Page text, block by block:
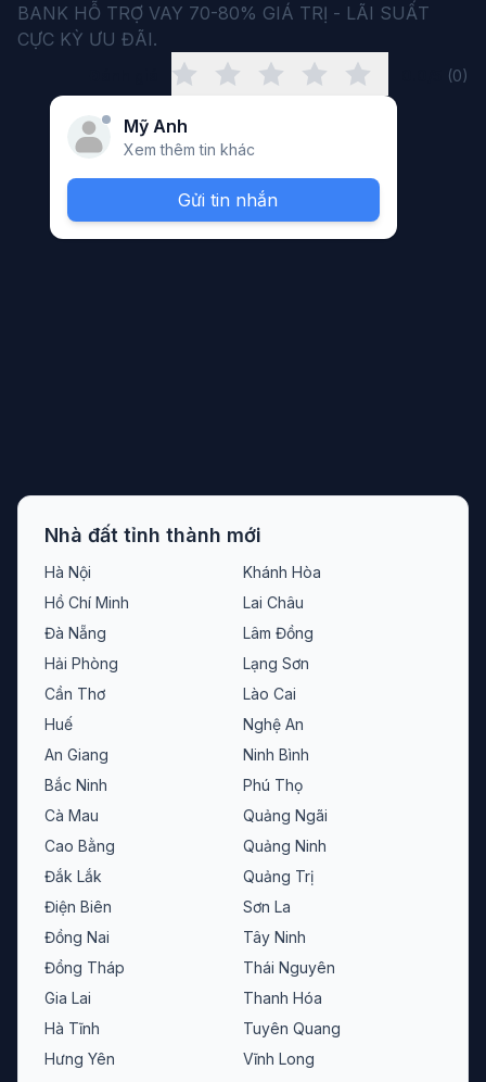
BANK HỖ TRỢ VAY 70-80% GIÁ TRỊ - LÃI SUẤT
CỰC KỲ ƯU ĐÃI.
(0)
Mỹ Anh
Xem thêm tin khác
Gửi tin nhắn
Nhà đất tỉnh thành mới
Hà Nội
Hồ Chí Minh
Đà Nẵng
Hải Phòng
Cần Thơ
Huế
An Giang
Bắc Ninh
Cà Mau
Cao Bằng
Đắk Lắk
Điện Biên
Đồng Nai
Đồng Tháp
Gia Lai
Hà Tĩnh
Hưng Yên
Khánh Hòa
Lai Châu
Lâm Đồng
Lạng Sơn
Lào Cai
Nghệ An
Ninh Bình
Phú Thọ
Quảng Ngãi
Quảng Ninh
Quảng Trị
Sơn La
Tây Ninh
Thái Nguyên
Thanh Hóa
Tuyên Quang
Vĩnh Long